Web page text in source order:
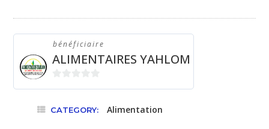
bénéficiaire
ALIMENTAIRES YAHLOM
5
CATEGORY: Alimentation